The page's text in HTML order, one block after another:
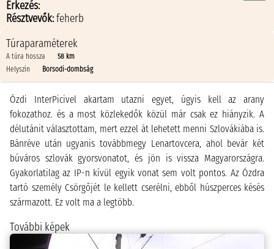
Érkezés:
Résztvevők:feherb
Túraparaméterek
A túra hossza
58 km
Helyszín
Borsodi-dombság
Ózdi InterPicivel akartam utazni egyet, úgyis kell az arany
fokozathoz. és a most közlekedők közül már csak ez hiányzik. A
délutánit választottam, mert ezzel át lehetett menni Szlovákiába is.
Bánréve után ugyanis továbbmegy Lenartovcera, ahol bevár két
búváros szlovák gyorsvonatot, és jön is vissza Magyarországra.
Gyakorlatilag az IP-n kívül egyik vonat sem volt pontos. Az Ózdra
tartó személy Csörgőjét le kellett cserélni, ebből húszperces késés
származott. Ez volt ma a legtöbb.
További képek